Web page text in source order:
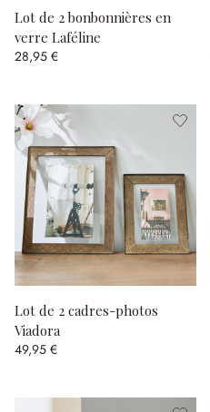
Lot de 2 bonbonnières en
verre Laféline
28,95 €
Lot de 2 cadres-photos
Viadora
49,95 €